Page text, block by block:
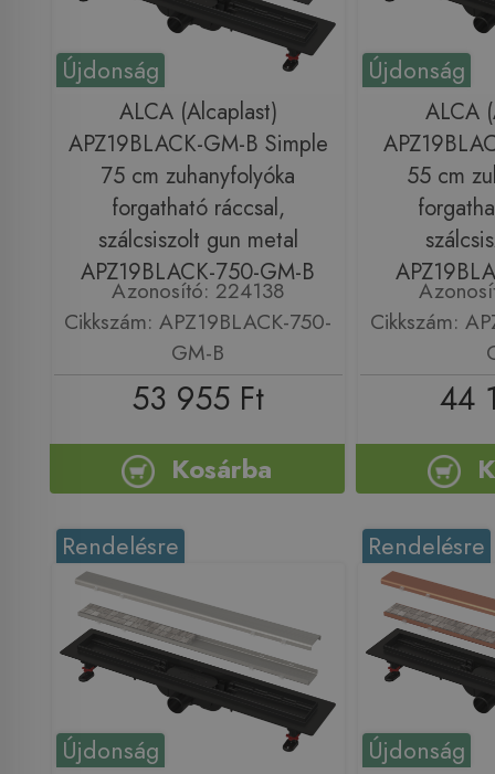
Újdonság
ALCA (Alcaplast)
APZ19BLACK-GM-B Simple
75 cm zuhanyfolyóka
forgatható ráccsal,
szálcsiszolt gun metal
APZ19BLACK-750-GM-B
Azonosító: 224138
Cikkszám: APZ19BLACK-750-
GM-B
53 955 Ft
Kosárba
Újdonság
ALCA
55 cm
Cikkszám:
44
Újdonság
Rendelésre
Újdonság
Rendelésre